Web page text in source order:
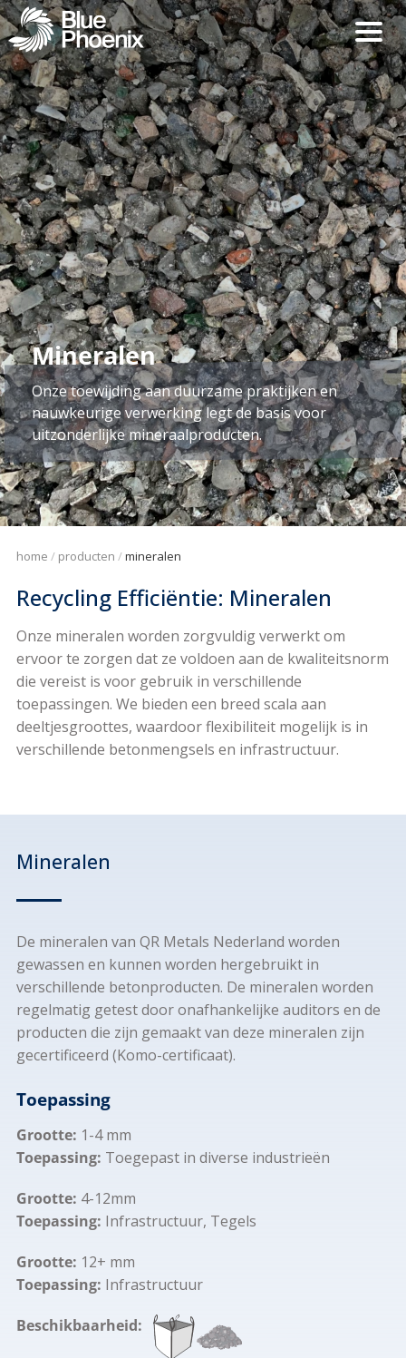
Mineralen
Onze toewijding aan duurzame praktijken en
nauwkeurige verwerking legt de basis voor
uitzonderlijke mineraalproducten.
home producten mineralen
Recycling Efficiëntie: Mineralen
Onze mineralen worden zorgvuldig verwerkt om
ervoor te zorgen dat ze voldoen aan de kwaliteitsnorm
die vereist is voor gebruik in verschillende
toepassingen. We bieden een breed scala aan
deeltjesgroottes, waardoor flexibiliteit mogelijk is in
verschillende betonmengsels en infrastructuur.
Mineralen
De mineralen van QR Metals Nederland worden
gewassen en kunnen worden hergebruikt in
verschillende betonproducten. De mineralen worden
regelmatig getest door onafhankelijke auditors en de
producten die zijn gemaakt van deze mineralen zijn
gecertificeerd (Komo-certificaat).
Toepassing
Grootte: 1-4 mm
Toepassing: Toegepast in diverse industrieën
Grootte: 4-12mm
Toepassing: Infrastructuur, Tegels
Grootte: 12+ mm
Toepassing: Infrastructuur
Beschikbaarheid: